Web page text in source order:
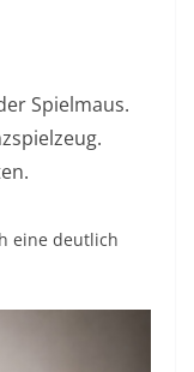
Spielmaus.
eine deutlich